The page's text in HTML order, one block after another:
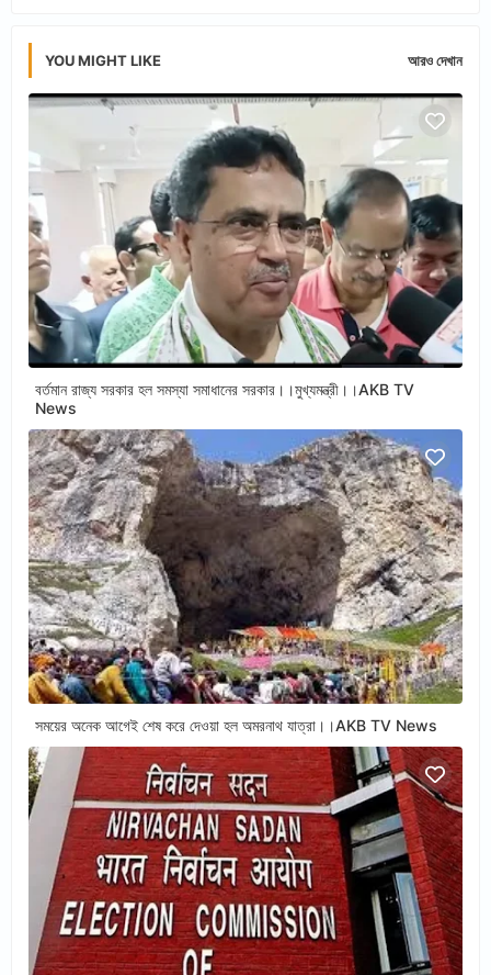
YOU MIGHT LIKE আরও দেখান
বর্তমান রাজ্য সরকার হল সমস্যা সমাধানের সরকার।।মুখ্যমন্ত্রী।।AKB TV
News
সময়ের অনেক আগেই শেষ করে দেওয়া হল অমরনাথ যাত্রা।।AKB TV News